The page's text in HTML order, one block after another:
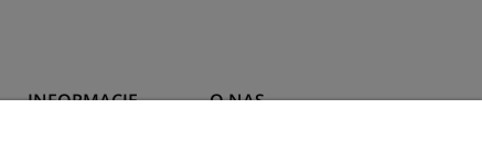
INFORMACJE O NAS